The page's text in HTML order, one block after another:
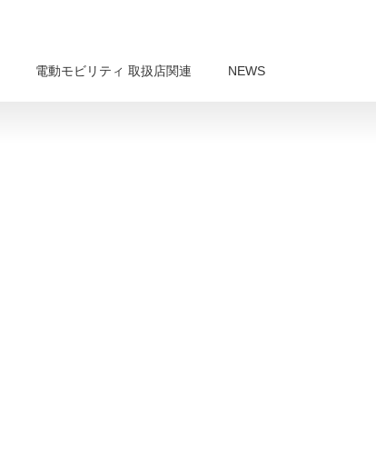
電動モビリティ 取扱店関連 NEWS